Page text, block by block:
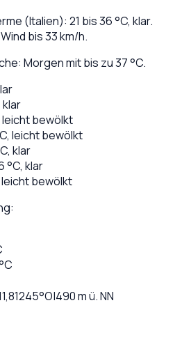
(Italien): 21 bis36°C, klar.
bis33km/h.
Morgen mit bis zu 37 °C.
klar
leicht bewölkt
leicht bewölkt
klar
°C, klar
leicht bewölkt
°O|490m ü. NN